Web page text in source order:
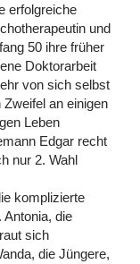
erfolgreiche
und
50 ihre früher
Doktorarbeit
von sich selbst
an einigen
Leben
Edgar recht
nur 2. Wahl
komplizierte
die
sich
die Jüngere,